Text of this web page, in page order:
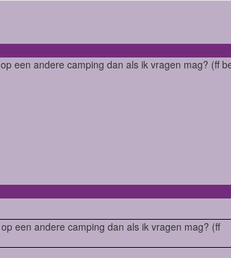
een andere camping dan als ik vragen mag? (ff
een andere camping dan als ik vragen mag? (ff